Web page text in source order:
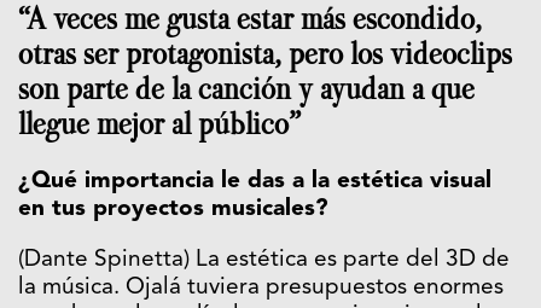
“A veces me gusta estar más escondido,
otras ser protagonista, pero los videoclips
son parte de la canción y ayudan a que
llegue mejor al público”
¿Qué importancia le das a la estética visual
en tus proyectos musicales?
(Dante Spinetta) La estética es parte del 3D de
la música. Ojalá tuviera presupuestos enormes